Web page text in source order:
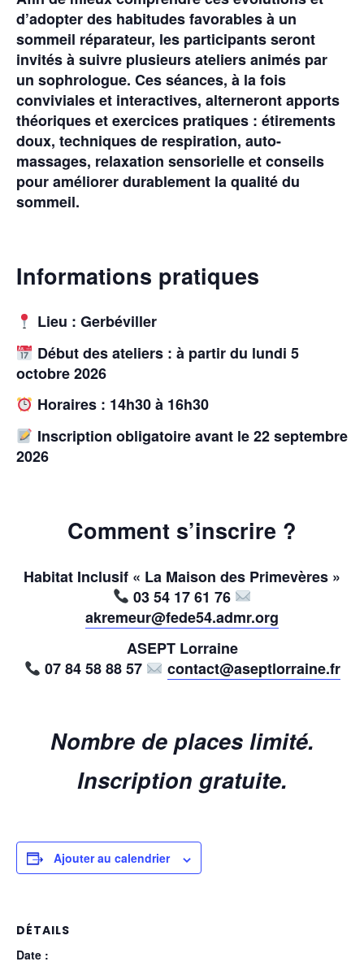
d’adopter des habitudes favorables à un
sommeil réparateur, les participants seront
invités à suivre plusieurs ateliers animés par
un sophrologue. Ces séances, à la fois
conviviales et interactives, alterneront apports
théoriques et exercices pratiques : étirements
doux, techniques de respiration, auto-
massages, relaxation sensorielle et conseils
pour améliorer durablement la qualité du
sommeil.
Informations pratiques
Lieu : Gerbéviller
Début des ateliers : à partir du lundi 5
octobre 2026
Horaires : 14h30 à 16h30
Inscription obligatoire avant le 22 septembre
2026
Comment s’inscrire ?
Habitat Inclusif « La Maison des Primevères »
03 54 17 61 76
akremeur@fede54.admr.org
ASEPT Lorraine
07 84 58 88 57
contact@aseptlorraine.fr
Nombre de places limité.
Inscription gratuite.
Ajouter au calendrier
DÉTAILS
Date :